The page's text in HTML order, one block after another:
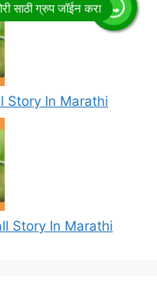
Story In Marathi
Story In Marathi